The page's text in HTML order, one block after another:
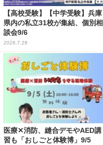
【高校受験】【中学受験】兵庫
県内の私立31校が集結、個別相
談会9/6
2026.7.28
医療✕消防、縫合デモやAED講
習も「おしごと体験博」9/5